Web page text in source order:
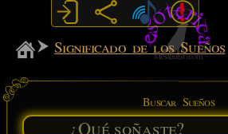
MiSabueso
Significado de los Sueños
Buscar Sueños